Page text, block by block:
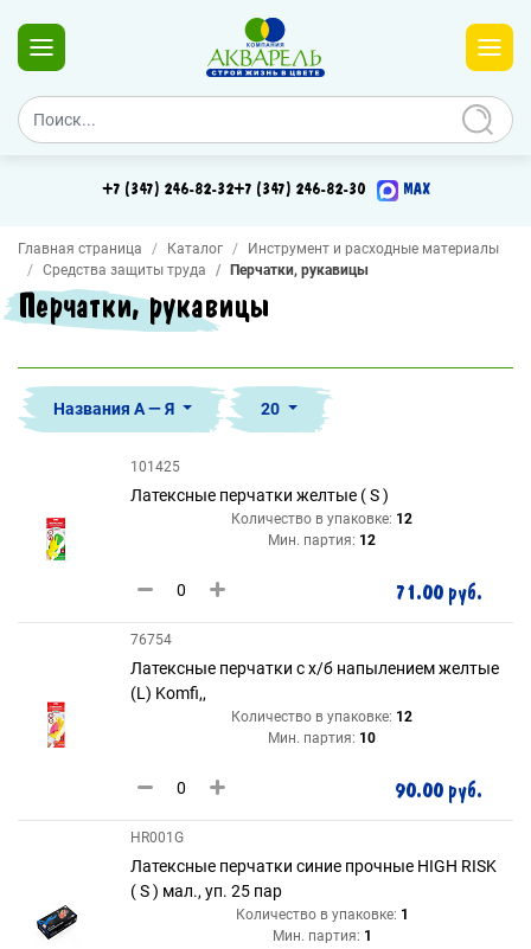
+7 (347) 246-82-32+7 (347) 246-82-30 MAX
Главная страница Каталог
Инструмент и расходные материалы
Средства защиты труда
Перчатки, рукавицы
Перчатки, рукавицы
Названия А — Я 20
101425
Латексные перчатки желтые ( S )
Количество в упаковке: 12
Мин. партия: 12
71.00 руб.
76754
Латексные перчатки с х/б напылением желтые
(L) Komfi,,
Количество в упаковке: 12
Мин. партия: 10
90.00 руб.
HR001G
Латексные перчатки синие прочные HIGH RISK
( S ) мал., уп. 25 пар
Количество в упаковке: 1
Мин. партия: 1